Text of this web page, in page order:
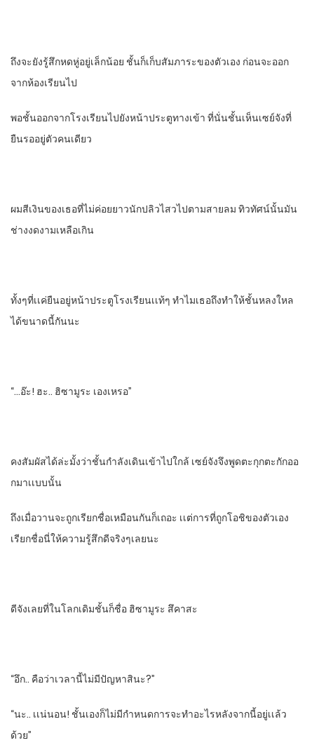
ถึงจะยังรู้สึกหดหู่อยู่เล็กน้อย​ ชั้นก็เก็บสัมภาระ​ของตัวเอง​ ก่อนจะออก
จากห้องเรียนไป
พอชั้นออกจากโรงเรียนไปยังหน้าประตูทางเข้า​ ที่นั่นชั้นเห็นเซย์จังที่
ยืนรออยู่ตัวคนเดียว
ผมสีเงินของเธอที่ไม่ค่อยยาวนักปลิวไสวไปตามสายลม​ ทิวทัศน์​นั้นมัน
ช่างงดงามเหลือเกิน
ทั้งๆที่เเค่ยืนอยู่หน้าประตูโรงเรียน​เเท้ๆ​ ทําไมเธอถึงทําให้ชั้นหลงใหล
ได้ขนาดนี้กันนะ
“…อ๊ะ! ฮะ.. ฮิซามูระ​ เองเหรอ”
คงสัมผัสได้ล่ะมั้งว่าชั้นกําลังเดินเข้าไปใกล้ เซย์จังจึงพูดตะกุกตะกัก​ออ
กมาเเบบนั้น
ถึงเมื่อวานจะถูกเรียกชื่อเหมือนกันก็เถอะ​ เเต่การที่ถูกโอชิของตัวเอง
เรียกชื่อนี่ให้ความรู้สึกดีจริงๆเลยนะ
ดีจังเลยที่ในโลกเดิมชั้นก็ชื่อ​ ฮิซามูระ​ สึคาสะ​
“อึก.. คือว่าเวลานี้ไม่มีปัญหาสินะ?”
“นะ.. เเน่นอน!​ ชั้นเองก็ไม่มีกําหนดการจะทําอะไรหลังจากนี้อยู่เเล้ว
ด้วย”